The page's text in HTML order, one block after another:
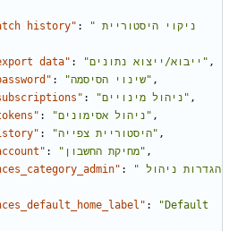
history" :
"ניקוי היסטוריית
data" : "ייבוא/ייצוא נתונים" ,
: "שינוי הסיסמה" ,
: "ניהול מינויים" ,
: "ניהול אסימונים" ,
: "היסטוריית צפייה" ,
: "מחיקת החשבון" ,
:
"הגדרות ניהול
:
"Default